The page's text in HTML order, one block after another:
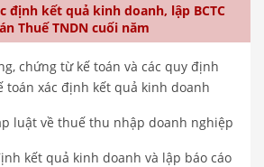
định kết quả kinh doanh, lập BCTC
Thuế TNDN cuối năm
chứng từ kế toán và các quy định
toán xác định kết quả kinh doanh
luật về thuế thu nhập doanh nghiệp
kết quả kinh doanh và lập báo cáo